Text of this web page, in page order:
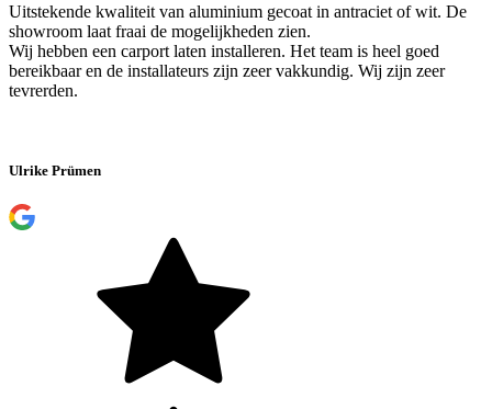
Uitstekende kwaliteit van aluminium gecoat in antraciet of wit. De
showroom laat fraai de mogelijkheden zien.
Wij hebben een carport laten installeren. Het team is heel goed
bereikbaar en de installateurs zijn zeer vakkundig. Wij zijn zeer
tevrerden.
Ulrike Prümen